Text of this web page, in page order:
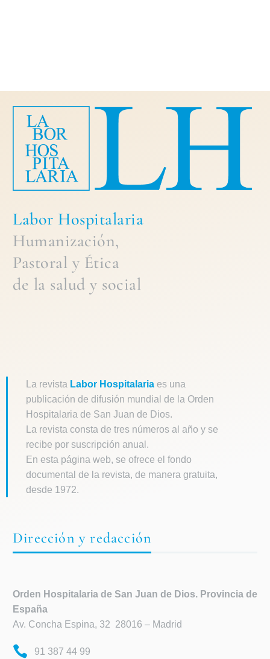
Labor Hospitalaria
Humanización,
Pastoral y Ética
de la salud y social
La revista Labor Hospitalaria es una
publicación de difusión mundial de la Orden
Hospitalaria de San Juan de Dios.
La revista consta de tres números al año y se
recibe por suscripción anual.
En esta página web, se ofrece el fondo
documental de la revista, de manera gratuita,
desde 1972.
Dirección y redacción
Orden Hospitalaria de San Juan de Dios. Provincia de
España
Av. Concha Espina, 32 28016 – Madrid
91 387 44 99